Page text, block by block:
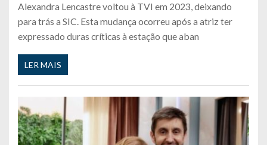
Alexandra Lencastre voltou à TVI em 2023, deixando
para trás a SIC. Esta mudança ocorreu após a atriz ter
expressado duras críticas à estação que aban
LER MAIS